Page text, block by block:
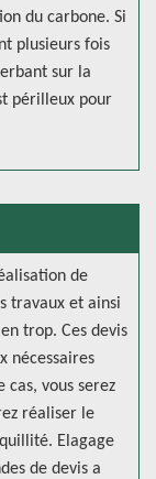
du carbone. Si
plusieurs fois
sur la
périlleux pour
de
travaux et ainsi
trop. Ces devis
nécessaires
vous serez
réaliser le
Elagage
de devis a